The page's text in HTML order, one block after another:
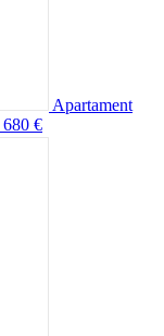
Apartament
680 €